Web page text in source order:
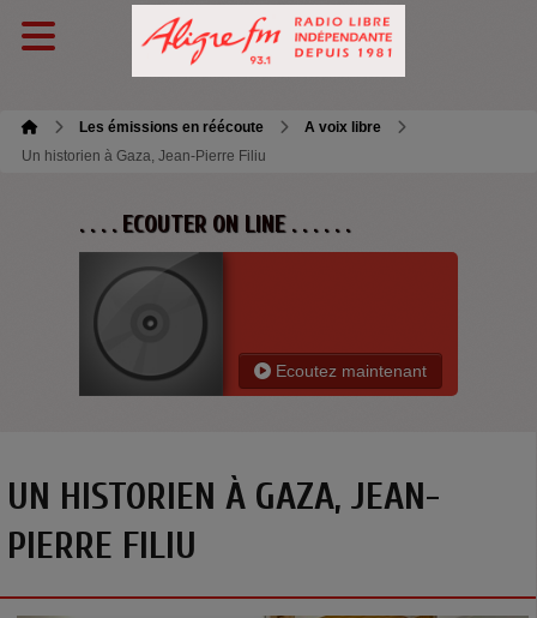
Les émissions en réécoute
A voix libre
Un historien à Gaza, Jean-Pierre Filiu
. . . . ECOUTER ON LINE . . . . . .
Ecoutez maintenant
UN HISTORIEN À GAZA, JEAN-
PIERRE FILIU